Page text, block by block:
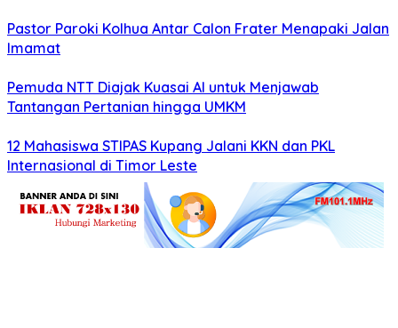
Pastor Paroki Kolhua Antar Calon Frater Menapaki Jalan
Imamat
Pemuda NTT Diajak Kuasai AI untuk Menjawab
Tantangan Pertanian hingga UMKM
12 Mahasiswa STIPAS Kupang Jalani KKN dan PKL
Internasional di Timor Leste